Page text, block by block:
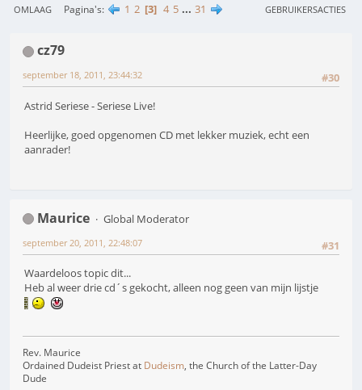
OMLAAG Pagina's 1 2 3 4 5 ... 31 GEBRUIKERSACTIES
cz79
#30
september 18, 2011, 23:44:32
Astrid Seriese - Seriese Live!
Heerlijke, goed opgenomen CD met lekker muziek, echt een
aanrader!
Maurice
Global Moderator
#31
september 20, 2011, 22:48:07
Waardeloos topic dit...
Heb al weer drie cd´s gekocht, alleen nog geen van mijn lijstje
Rev. Maurice
Ordained Dudeist Priest at Dudeism, the Church of the Latter-Day
Dude